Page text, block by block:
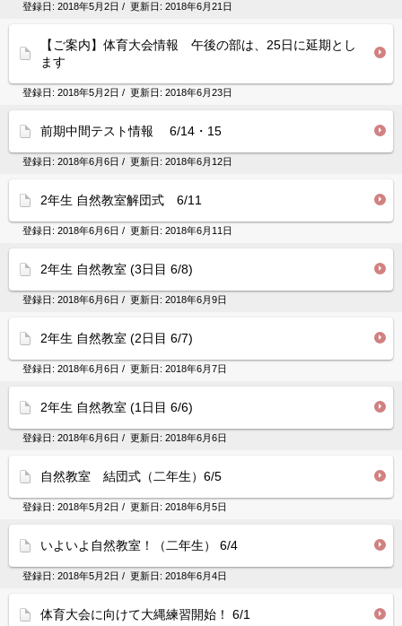
登録日: 2018年5月2日 / 更新日: 2018年6月21日
【ご案内】体育大会情報 午後の部は、25日に延期とし
ます
登録日: 2018年5月2日 / 更新日: 2018年6月23日
前期中間テスト情報 6/14・15
登録日: 2018年6月6日 / 更新日: 2018年6月12日
2年生 自然教室解団式 6/11
登録日: 2018年6月6日 / 更新日: 2018年6月11日
2年生 自然教室 (3日目 6/8)
登録日: 2018年6月6日 / 更新日: 2018年6月9日
2年生 自然教室 (2日目 6/7)
登録日: 2018年6月6日 / 更新日: 2018年6月7日
2年生 自然教室 (1日目 6/6)
登録日: 2018年6月6日 / 更新日: 2018年6月6日
自然教室 結団式（二年生）6/5
登録日: 2018年5月2日 / 更新日: 2018年6月5日
いよいよ自然教室！（二年生） 6/4
登録日: 2018年5月2日 / 更新日: 2018年6月4日
体育大会に向けて大縄練習開始！ 6/1